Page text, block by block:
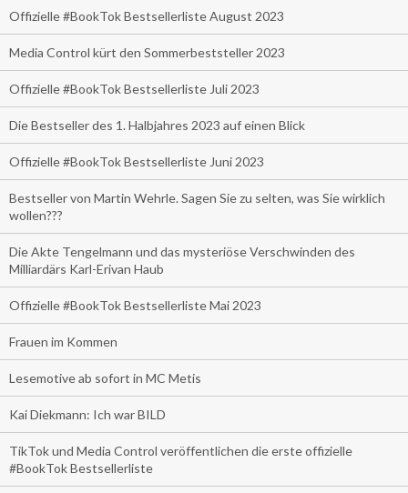
Offizielle #BookTok Bestsellerliste August 2023
Media Control kürt den Sommerbeststeller 2023
Offizielle #BookTok Bestsellerliste Juli 2023
Die Bestseller des 1. Halbjahres 2023 auf einen Blick
Offizielle #BookTok Bestsellerliste Juni 2023
Bestseller von Martin Wehrle. Sagen Sie zu selten, was Sie wirklich
wollen???
Die Akte Tengelmann und das mysteriöse Verschwinden des
Milliardärs Karl-Erivan Haub
Offizielle #BookTok Bestsellerliste Mai 2023
Frauen im Kommen
Lesemotive ab sofort in MC Metis
Kai Diekmann: Ich war BILD
TikTok und Media Control veröffentlichen die erste offizielle
#BookTok Bestsellerliste